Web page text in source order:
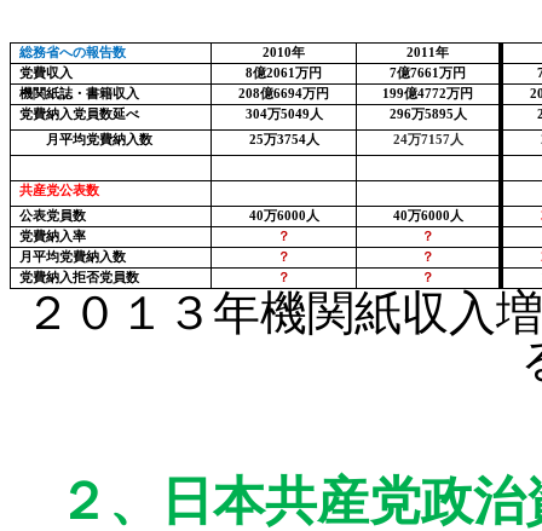
総務省への報告数 2010年 2011 年
党費収入
8億2061 万円 7億7661 万円
機関紙誌・書籍収入
208億6694万円 199億4772万円
党費納入党員数延べ
304万5049 人 296万5895 人
月平均党費納入数
25万3754人 24万7157人
共産党公表数
公表党員数
40万6000 人 40万6000 人
党費納入率
？
？
月平均党費納入数
？ ？
党費納入拒否党員数
？ ？
２０１３年機関紙収入
２、 日本共産党政